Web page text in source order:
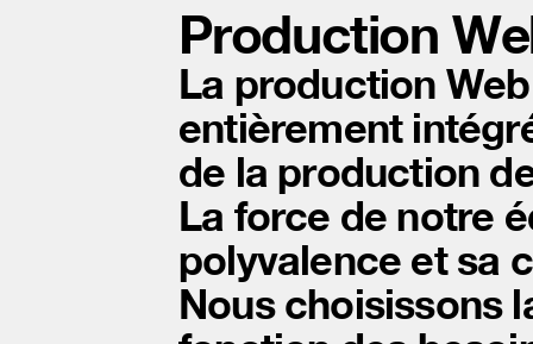
Production
La production
entièrement
de la production
La force de notre
polyvalence et sa
Nous choisissons